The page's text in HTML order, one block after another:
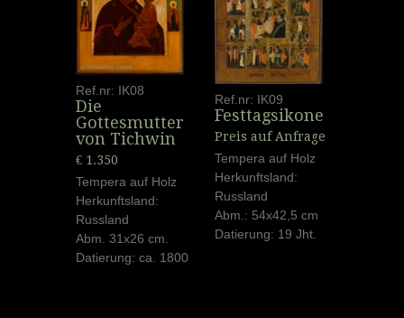
Ref.nr: IK08
Die
Gottesmutter
von Tichwin
€ 1.350
Tempera auf Holz
Herkunftsland:
Russland
Abm. 31x26 cm.
Datierung: ca. 1800
Ref.nr: IK09
Festtagsikone
Preis auf Anfrage
Tempera auf Holz
Herkunftsland:
Russland
Abm.: 54x42,5 cm
Datierung: 19 Jht.